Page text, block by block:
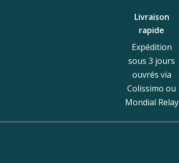
Livraison
rapide
Expédition
sous 3 jours
ouvrés via
Colissimo ou
Mondial Relay